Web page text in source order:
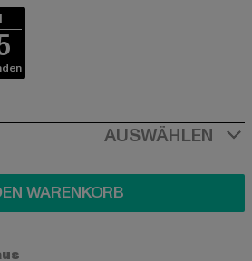
AUSWÄHLEN
WARENKORB